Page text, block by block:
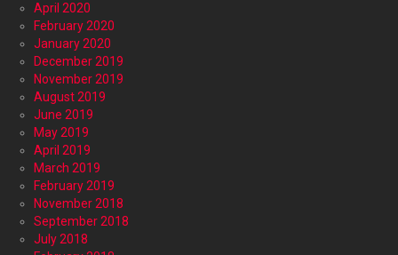
April 2020
February 2020
January 2020
December 2019
November 2019
August 2019
June 2019
May 2019
April 2019
March 2019
February 2019
November 2018
September 2018
July 2018